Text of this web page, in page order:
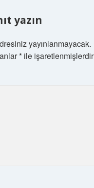
yazın
yayınlanmayacak.
*ile işaretlenmişlerdir